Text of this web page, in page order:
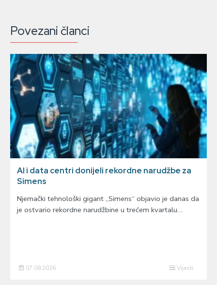
Povezani članci
AI i data centri donijeli rekordne narudžbe za
Simens
Njemački tehnološki gigant „Simens“ objavio je danas da
je ostvario rekordne narudžbine u trećem kvartalu…
07.08.2026 Vijesti